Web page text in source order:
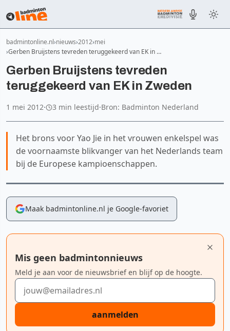
badmintonline.nl nieuws 2012 mei
Gerben Bruijstens tevreden teruggekeerd van EK in …
Gerben Bruijstens tevreden
teruggekeerd van EK in Zweden
1 mei 2012· 3 min leestijd·Bron: Badminton Nederland
Het brons voor Yao Jie in het vrouwen enkelspel was
de voornaamste blikvanger van het Nederlands team
bij de Europese kampioenschappen.
Maak badmintonline.nl je Google-favoriet
Mis geen badmintonnieuws
Meld je aan voor de nieuwsbrief en blijf op de hoogte.
E-mailadres
aanmelden